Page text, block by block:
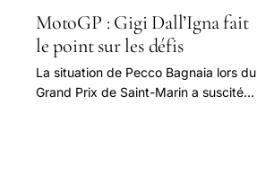
se dessine comme.
MotoGP : Gigi Dall’Igna fait
le point sur les défis
La situation de Pecco Bagnaia lors du
Grand Prix de Saint-Marin a suscité